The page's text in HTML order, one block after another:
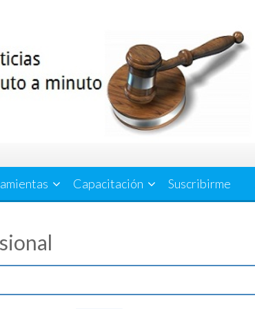
Capacitación Suscribirme